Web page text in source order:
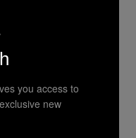
you access to
new